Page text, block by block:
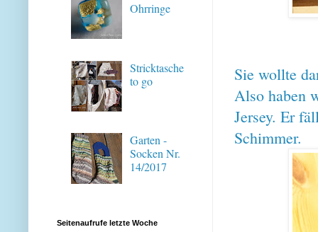
Sie wollte
Also haben
Jersey. Er
Schimmer.
Ohrringe
Stricktasche
to go
Garten -
Socken Nr.
14/2017
Seitenaufrufe letzte Woche